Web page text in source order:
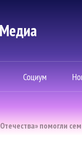
Социум
помогли